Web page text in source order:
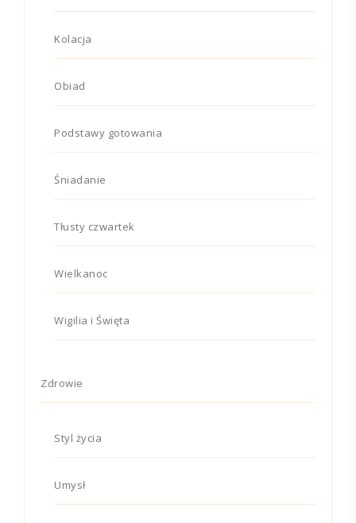
Kolacja
Obiad
Podstawy gotowania
Śniadanie
Tłusty czwartek
Wielkanoc
Wigilia i Święta
Zdrowie
Styl życia
Umysł